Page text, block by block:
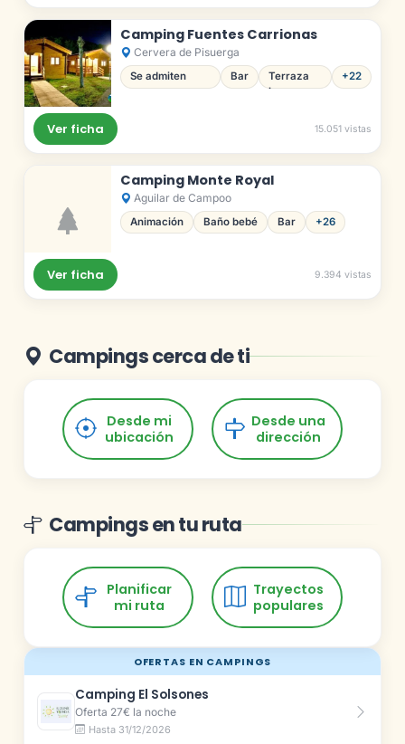
OFERTAS EN CAMPINGS
Camping El Solsones
Oferta 27€ la noche
Hasta 31/12/2026
Camping Fuentes Carrionas
Cervera de Pisuerga
Se admiten
perros
Bar
Terraza
bar
+22
Ver ficha 15.051 vistas
Camping Monte Royal
Aguilar de Campoo
Animación Baño bebé Bar +26
Ver ficha 9.394 vistas
Campings cerca de ti
Desde mi
ubicación
Desde una
dirección
Campings en tu ruta
Planificar
mi ruta
Trayectos
populares